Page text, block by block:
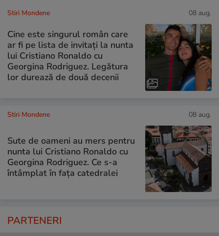
Stiri Mondene 08 aug.
Cine este singurul român care
ar fi pe lista de invitați la nunta
lui Cristiano Ronaldo cu
Georgina Rodriguez. Legătura
lor durează de două decenii
Stiri Mondene 08 aug.
Sute de oameni au mers pentru
nunta lui Cristiano Ronaldo cu
Georgina Rodriguez. Ce s-a
întâmplat în fața catedralei
PARTENERI